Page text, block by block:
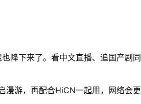
降下来了。看中文直播、追国产剧
游，再配合HiCN一起用，网络会更